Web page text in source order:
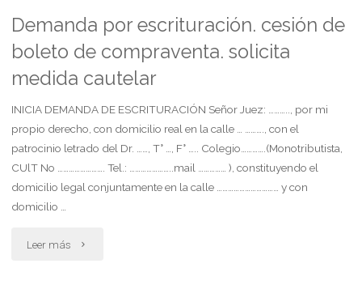
cuenta
declaración
de
testigo"
se
decrete
restricción
de
la
forma
Demanda por escrituración. cesión de
boleto de compraventa. solicita
medida cautelar
INICIA DEMANDA DE ESCRITURACIÓN Señor Juez: ……….., por mi
propio derecho, con domicilio real en la calle … ………., con el
patrocinio letrado del Dr. ……, T° …, F° ….. Colegio………….(Monotributista,
CUlT No ……………………. Tel.: …………………..mail …………… ), constituyendo el
domicilio legal conjuntamente en la calle …………………………… y con
domicilio …
Leer más "Demanda